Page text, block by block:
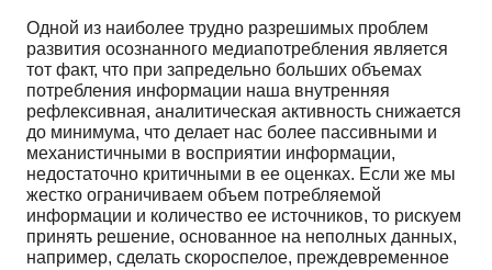
Одной из наиболее трудно разрешимых проблем
развития осознанного медиапотребления является
тот факт, что при запредельно больших объемах
потребления информации наша внутрен­няя
рефлексивная, аналитическая активность снижается
до минимума, что делает нас более пассив­ными и
механистичными в восприятии информации,
недостаточно критичными в ее оценках. Если же мы
жестко ограничиваем объем потребляемой
информации и количество ее источников, то ри­скуем
принять решение, основанное на неполных данных,
например, сделать скороспелое, прежде­временное